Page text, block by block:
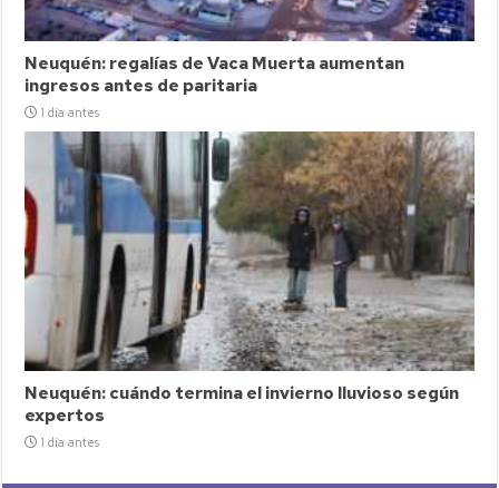
Neuquén: regalías de Vaca Muerta aumentan
ingresos antes de paritaria
1 día antes
Neuquén: cuándo termina el invierno lluvioso según
expertos
1 día antes